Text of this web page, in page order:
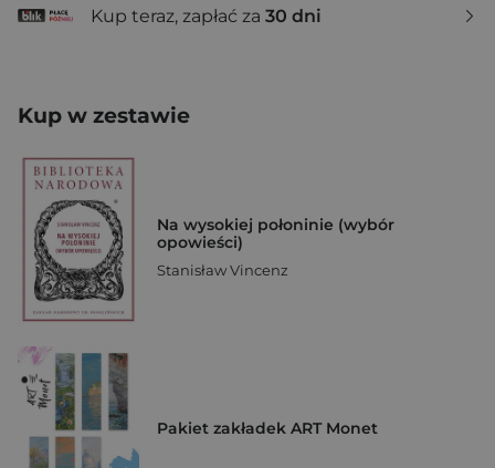
Kup teraz, zapłać za 30 dni
Kup w zestawie
Na wysokiej połoninie (wybór
opowieści)
Stanisław Vincenz
Pakiet zakładek ART Monet